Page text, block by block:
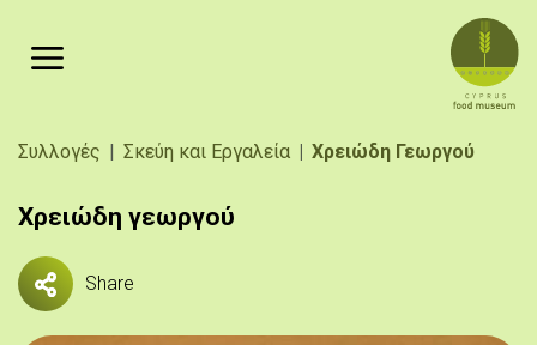
Breadcrumb
Συλλογές Σκεύη και Εργαλεία Χρειώδη Γεωργού
Χρειώδη γεωργού
Share